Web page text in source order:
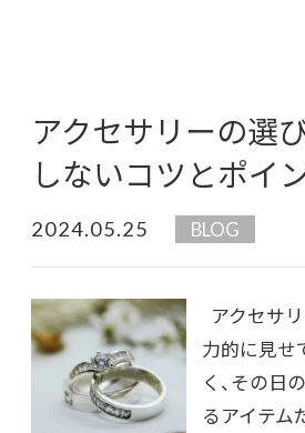
アクセサリーの選
しないコツとポイ
2024.05.25 BLOG
アクセサ
力的に見せ
く、その日
るアイテム